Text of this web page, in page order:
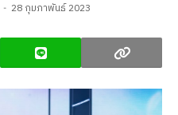
28 กุมภาพันธ์ 2023